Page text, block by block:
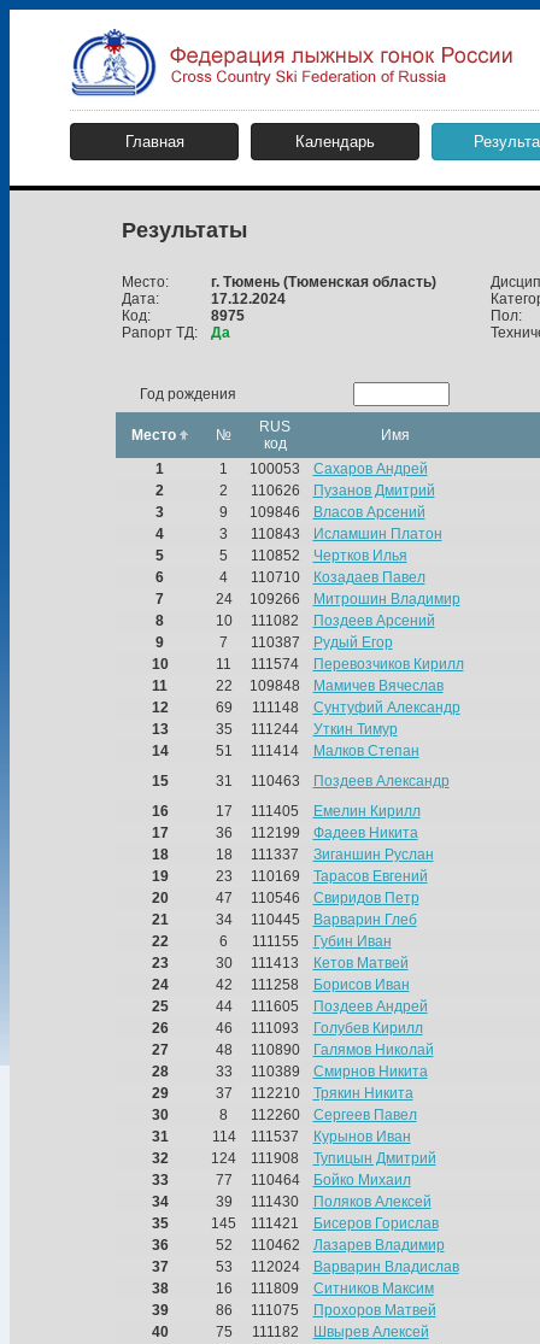
Главная Календарь
Результаты
Место:
Дата:
Код:
Рапорт ТД:
г. Тюмень (Тюменская область)
17.12.2024
8975
Да
Пол:
Год рождения
Место №
RUS
код
Имя
1
1 100053
Сахаров Андрей
2
2 110626
Пузанов Дмитрий
3
9 109846
Власов Арсений
4
3 110843
Исламшин Платон
5
5 110852
Чертков Илья
6
4 110710
Козадаев Павел
7
24 109266
Митрошин Владимир
8
10 111082
Поздеев Арсений
9
7 110387
Рудый Егор
10
11 111574
Перевозчиков Кирилл
11
22 109848
Мамичев Вячеслав
12
69 111148
Сунтуфий Александр
13
35 111244
Уткин Тимур
14
51 111414
Малков Степан
15
31 110463
Поздеев Александр
16
17 111405
Емелин Кирилл
17
36 112199
Фадеев Никита
18
18 111337
Зиганшин Руслан
19
23 110169
Тарасов Евгений
20
47 110546
Свиридов Петр
21
34 110445
Варварин Глеб
22
6 111155
Губин Иван
23
30 111413
Кетов Матвей
24
42 111258
Борисов Иван
25
44 111605
Поздеев Андрей
26
46 111093
Голубев Кирилл
27
48 110890
Галямов Николай
28
33 110389
Смирнов Никита
29
37 112210
Трякин Никита
30
8 112260
Сергеев Павел
31
114 111537
Курынов Иван
32
124 111908
Тупицын Дмитрий
33
77 110464
Бойко Михаил
34
39 111430
Поляков Алексей
35
145 111421
Бисеров Горислав
36
52 110462
Лазарев Владимир
37
53 112024
Варварин Владислав
38
16 111809
Ситников Максим
39
86 111075
Прохоров Матвей
40
75 111182
Швырев Алексей